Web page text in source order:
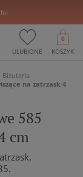
ULUBIONE KOSZYK
0
Biżuteria
na zatrzask 4
585
cm